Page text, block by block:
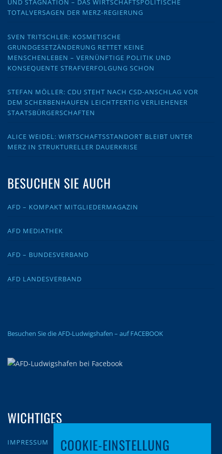
UND STAGNATION – DAS WIRTSCHAFTSPOLITISCHE
TOTALVERSAGEN DER MERZ-REGIERUNG
SVEN TRITSCHLER: KOSMETISCHE
GRUNDGESETZÄNDERUNG RETTET KEINE
MENSCHENLEBEN – VERNÜNFTIGE POLITIK UND
KONSEQUENTE STRAFVERFOLGUNG SCHON
STEFAN MÖLLER: CDU STEHT NACH CSD-ANSCHLAG VOR
DEM SCHERBENHAUFEN LEICHTFERTIG VERLIEHENER
STAATSBÜRGERSCHAFTEN
ALICE WEIDEL: WIRTSCHAFTSSTANDORT BLEIBT UNTER
MERZ IN STRUKTURELLER DAUERKRISE
BESUCHEN SIE AUCH
AFD – KOMPAKT MITGLIEDERMAGAZIN
AFD MEDIATHEK
AFD – BUNDESVERBAND
AFD LANDESVERBAND
Besuchen Sie die AFD-Ludwigshafen – auf FACEBOOK
WICHTIGES
IMPRESSUM COOKIE-EINSTELLUNG